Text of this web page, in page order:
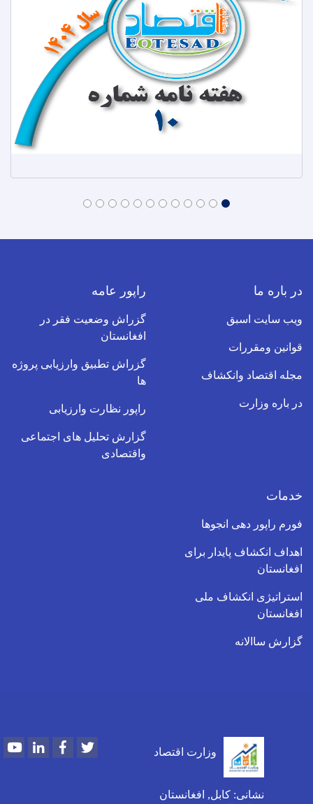
در باره ما
ویب سایت اسبق
قوانین ومقررات
مجله اقتصاد وانکشاف
در باره وزارت
راپور عامه
گزراش وضعیت فقر در
افغانستان
گزراش تطبیق وارزیابی پروژه
ها
راپور نظارت وارزیابی
گزارش تحلیل های اجتماعی
واقتصادی
خدمات
فورم راپور دهی انجوها
اهداف انکشاف پایدار برای
افغانستان
استراتیژی انکشاف ملی
افغانستان
گزارش ساالانه
وزارت اقتصاد
YoutubeLinkedInFacebook
نشانی: کابل, افغانستان